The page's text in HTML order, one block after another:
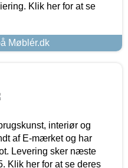
Klik her for at se
Møblér.dk
interiør og
af E-mærket og har
Levering sker næste
Klik her for at se deres